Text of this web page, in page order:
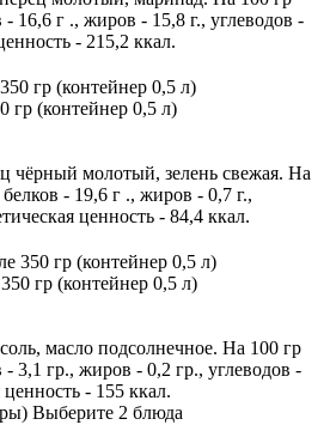
16,6 г ., жиров - 15,8 г., углеводов -
- 215,2 ккал.
гр (контейнер 0,5 л)
чёрный молотый, зелень свежая. На
- 19,6 г ., жиров - 0,7 г.,
ценность - 84,4 ккал.
гр (контейнер 0,5 л)
масло подсолнечное. На 100 гр
3,1 гр., жиров - 0,2 гр., углеводов -
- 155 ккал.
Выберите 2 блюда